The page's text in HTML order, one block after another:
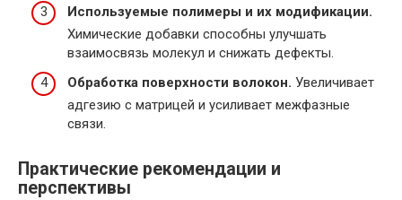
Используемые полимеры и их модификации.
Химические добавки способны улучшать
взаимосвязь молекул и снижать дефекты.
Обработка поверхности волокон. Увеличивает
адгезию с матрицей и усиливает межфазные
связи.
Практические рекомендации и
перспективы